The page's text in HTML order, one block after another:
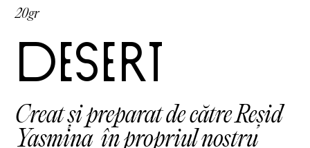
20gr
DESERT
Creat și preparat de către Reșid
Yasmina în propriul nostru